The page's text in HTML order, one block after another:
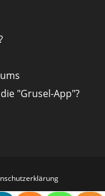
"Grusel-App"?